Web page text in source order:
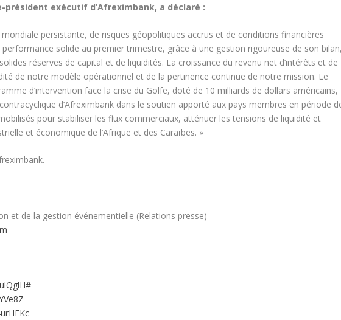
président exécutif d’Afreximbank, a déclaré :
persistante, de risques géopolitiques accrus et de conditions financières
solide au premier trimestre, grâce à une gestion rigoureuse de son
réserves de capital et de liquidités. La croissance du revenu net d’intérêts et de
de notre modèle opérationnel et de la pertinence continue de notre mission. Le
d’intervention face la crise du Golfe, doté de 10 milliards de dollars américains,
d’Afreximbank dans le soutien apporté aux pays membres en période
pour stabiliser les flux commerciaux, atténuer les tensions de liquidité et
et économique de l’Afrique et des Caraïbes. »
et de la gestion événementielle (Relations presse)